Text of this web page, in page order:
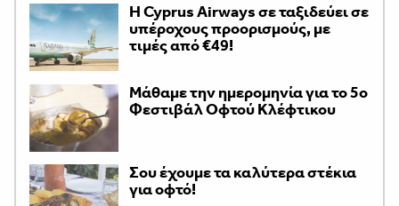
H Cyprus Airways σε ταξιδεύει σε
υπέροχους προορισμούς, με
τιμές από €49!
Μάθαμε την ημερομηνία για το 5ο
Φεστιβάλ Οφτού Κλέφτικου
Σου έχουμε τα καλύτερα στέκια
για οφτό!